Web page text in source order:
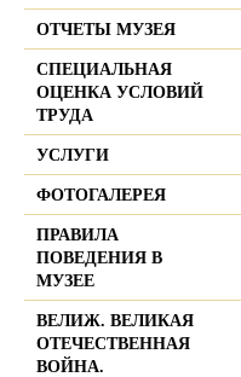
ОТЧЕТЫ МУЗЕЯ
СПЕЦИАЛЬНАЯ
ОЦЕНКА УСЛОВИЙ
ТРУДА
УСЛУГИ
ФОТОГАЛЕРЕЯ
ПРАВИЛА
ПОВЕДЕНИЯ В
МУЗЕЕ
ВЕЛИЖ. ВЕЛИКАЯ
ОТЕЧЕСТВЕННАЯ
ВОЙНА.